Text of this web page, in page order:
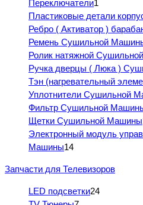
Переключатели1
Пластиковые детали
Ребро ( Активатор )
Ремень Сушильной
Ролик натяжной
Ручка дверцы ( Люка )
Тэн (нагревательный
Уплотнители Сушильной
Фильтр Сушильной
Щетки Сушильной Машины
Электронный модуль
Машины14
Запчасти для Телевизоров
LED подсветки24